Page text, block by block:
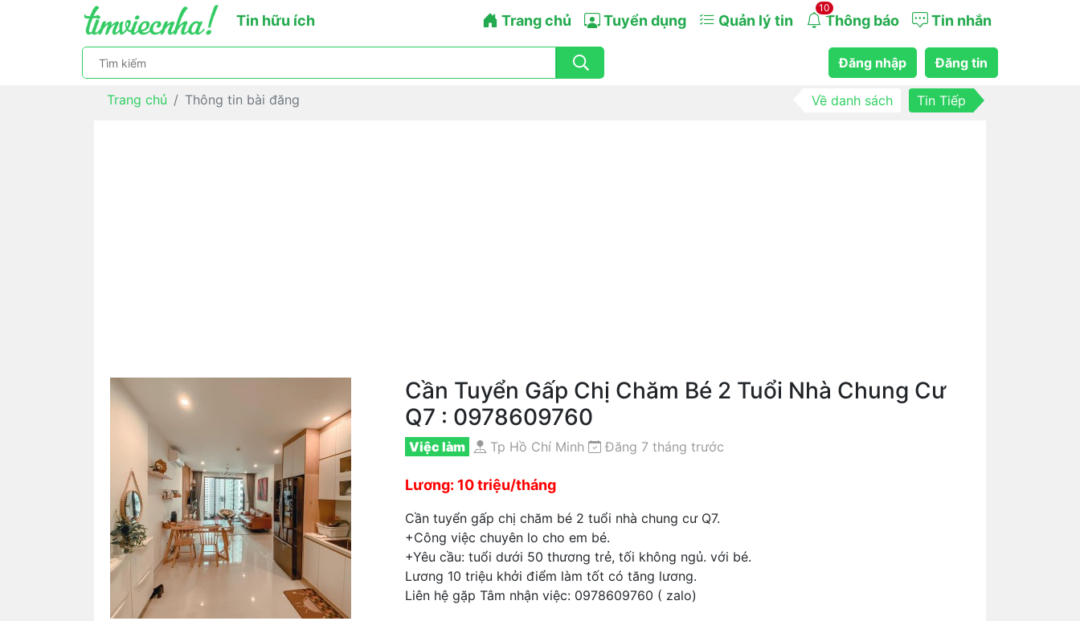
Tin hữu ích Trang chủ Tuyển dụng Quản lý tin
10
Thông báo Tin nhắn
Đăng nhập Đăng tin
Trang chủ Thông tin bài đăng Về danh sách Tin Tiếp
Cần Tuyển Gấp Chị Chăm Bé 2 Tuổi Nhà Chung Cư
Q7 : 0978609760
Việc làm Tp Hồ Chí Minh Đăng 7 tháng trước
Lương: 10 triệu/tháng
Cần tuyển gấp chị chăm bé 2 tuổi nhà chung cư Q7.
+Công việc chuyên lo cho em bé.
+Yêu cầu: tuổi dưới 50 thương trẻ, tối không ngủ. với bé.
Lương 10 triệu khởi điểm làm tốt có tăng lương.
Liên hệ gặp Tâm nhận việc: 0978609760 ( zalo)